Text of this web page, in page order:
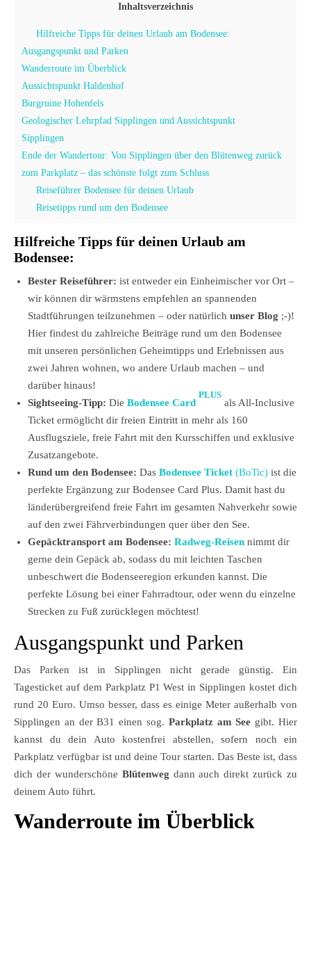
Inhaltsverzeichnis
Hilfreiche Tipps für deinen Urlaub am Bodensee:
Ausgangspunkt und Parken
Wanderroute im Überblick
Aussichtspunkt Haldenhof
Burgruine Hohenfels
Geologischer Lehrpfad Sipplingen und Aussichtspunkt
Sipplingen
Ende der Wandertour: Von Sipplingen über den Blütenweg zurück
zum Parkplatz – das schönste folgt zum Schluss
Reiseführer Bodensee für deinen Urlaub
Reisetipps rund um den Bodensee
Hilfreiche Tipps für deinen Urlaub am
Bodensee:
Bester Reiseführer: ist entweder ein Einheimischer vor Ort –
wir können dir wärmstens empfehlen an spannenden
Stadtführungen teilzunehmen – oder natürlich unser Blog ;-)!
Hier findest du zahlreiche Beiträge rund um den Bodensee
mit unseren persönlichen Geheimtipps und Erlebnissen aus
zwei Jahren wohnen, wo andere Urlaub machen – und
darüber hinaus!
Sightseeing-Tipp: Die Bodensee Card
PLUS
als All-Inclusive
Ticket ermöglicht dir freien Eintritt in mehr als 160
Ausflugsziele, freie Fahrt mit den Kursschiffen und exklusive
Zusatzangebote.
Rund um den Bodensee: Das Bodensee Ticket (BoTic) ist die
perfekte Ergänzung zur Bodensee Card Plus. Damit hast du
länderübergreifend freie Fahrt im gesamten Nahverkehr sowie
auf den zwei Fährverbindungen quer über den See.
Gepäcktransport am Bodensee: Radweg-Reisen nimmt dir
gerne dein Gepäck ab, sodass du mit leichten Taschen
unbeschwert die Bodenseeregion erkunden kannst. Die
perfekte Lösung bei einer Fahrradtour, oder wenn du einzelne
Strecken zu Fuß zurücklegen möchtest!
Ausgangspunkt und Parken
Das Parken ist in Sipplingen nicht gerade günstig. Ein
Tagesticket auf dem Parkplatz P1 West in Sipplingen kostet dich
rund 20 Euro. Umso besser, dass es einige Meter außerhalb von
Sipplingen an der B31 einen sog. Parkplatz am See gibt. Hier
kannst du dein Auto kostenfrei abstellen, sofern noch ein
Parkplatz verfügbar ist und deine Tour starten. Das Beste ist, dass
dich der wunderschöne Blütenweg dann auch direkt zurück zu
deinem Auto führt.
Wanderroute im Überblick